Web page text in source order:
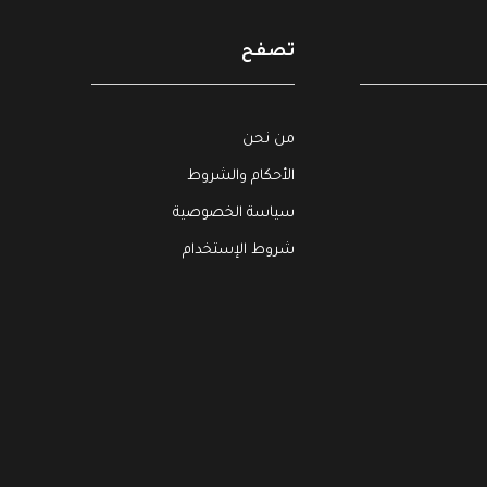
تصفح
من نحن
الأحكام والشروط
سياسة الخصوصية
شروط الإستخدام